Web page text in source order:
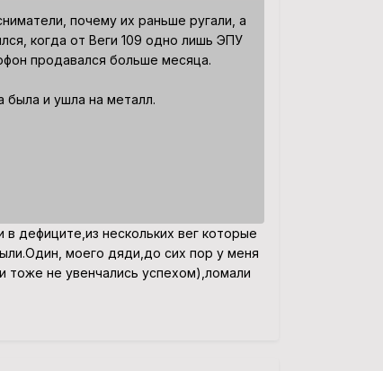
почему их раньше ругали, а
когда от Веги 109 одно лишь ЭПУ
продавался больше месяца.
и ушла на металл.
дефиците,из нескольких вег которые
моего дяди,до сих пор у меня
тоже не увенчались успехом),ломали